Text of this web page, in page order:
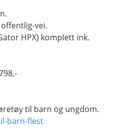
vei.
HPX) komplett ink.
til barn og ungdom.
barn-flest